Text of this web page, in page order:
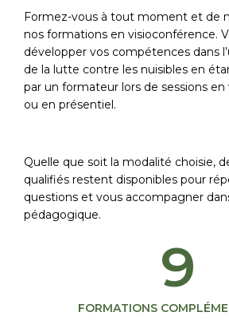
Formez-vous à tout moment et de
nos formations en visioconférence.
développer vos compétences dans
de la lutte contre les nuisibles en
par un formateur lors de sessions
ou en présentiel.
Quelle que soit la modalité choisie,
qualifiés restent disponibles pour
questions et vous accompagner
pédagogique.
FORMATIONS
9